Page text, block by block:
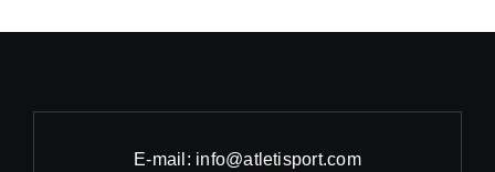
E-mail: info@atletisport.com